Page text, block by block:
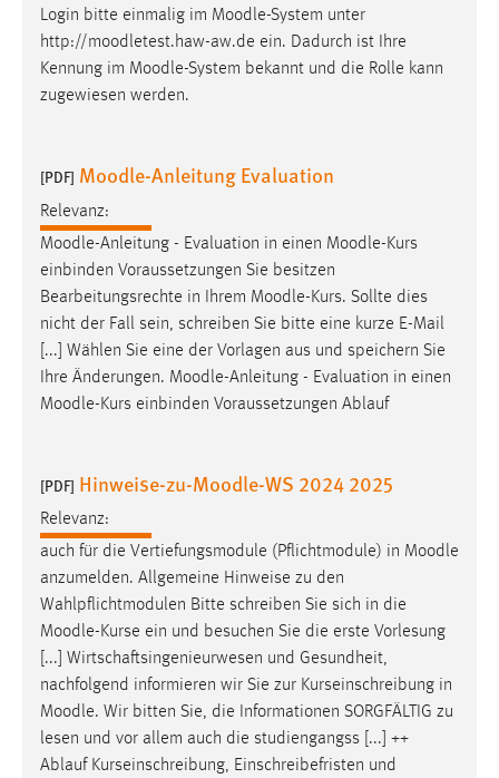
Login bitte einmalig im Moodle-System unter
http://moodletest.haw-aw.de ein. Dadurch ist Ihre
Kennung im Moodle-System bekannt und die Rolle kann
zugewiesen werden.
[PDF] Moodle-Anleitung Evaluation
Relevanz:
Moodle-Anleitung - Evaluation in einen Moodle-Kurs
einbinden Voraussetzungen Sie besitzen
Bearbeitungsrechte in Ihrem Moodle-Kurs. Sollte dies
nicht der Fall sein, schreiben Sie bitte eine kurze E-Mail
[...] Wählen Sie eine der Vorlagen aus und speichern Sie
Ihre Änderungen. Moodle-Anleitung - Evaluation in einen
Moodle-Kurs einbinden Voraussetzungen Ablauf
[PDF] Hinweise-zu-Moodle-WS 2024 2025
Relevanz:
auch für die Vertiefungsmodule (Pflichtmodule) in Moodle
anzumelden. Allgemeine Hinweise zu den
Wahlpflichtmodulen Bitte schreiben Sie sich in die
Moodle-Kurse ein und besuchen Sie die erste Vorlesung
[...] Wirtschaftsingenieurwesen und Gesundheit,
nachfolgend informieren wir Sie zur Kurseinschreibung in
Moodle. Wir bitten Sie, die Informationen SORGFÄLTIG zu
lesen und vor allem auch die studiengangss [...] ++
Ablauf Kurseinschreibung, Einschreibefristen und
Jahre, MIBEW_UserID = 1 Jahr
Login
Zweck:
Dieser Cookie ist notwendig um sich an der Website
einloggen zu können.
Cookie Laufzeit:
24 Stunden
STATISTIK
unsere Besucher unsere Website nutzen.
Matomo
Name:
_pk_ref, _pk_cvar, _pk_id, _pk_ses
Zweck:
Zugriffsstatistik
Cookie Laufzeit:
Max. 13 Monate